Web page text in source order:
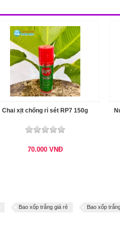
Chai xịt chống rỉ sét RP7 150g
70.000 VNĐ
Bao xốp trắng giá rẻ Bao xốp